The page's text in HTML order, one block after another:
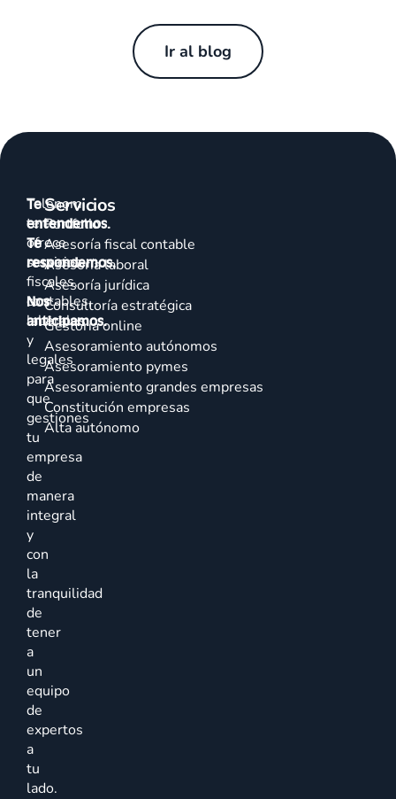
Ir al blog
Talenom
te
ofrece
servicios
fiscales,
contables,
laborales
y
legales
para
que
gestiones
tu
empresa
de
manera
integral
y
con
la
tranquilidad
de
tener
a
un
equipo
de
expertos
a
tu
lado.
Te
entendemos.
Te
respondemos.
Nos
anticipamos.
Servicios
Portfolio
Asesoría fiscal contable
Asesoría laboral
Asesoría jurídica
Consultoría estratégica
Gestoría online
Asesoramiento autónomos
Asesoramiento pymes
Asesoramiento grandes empresas
Constitución empresas
Alta autónomo